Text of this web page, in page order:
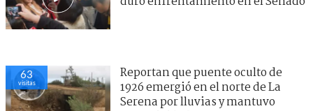
63
visitas
Reportan que puente oculto de
1926 emergió en el norte de La
Serena por lluvias y mantuvo